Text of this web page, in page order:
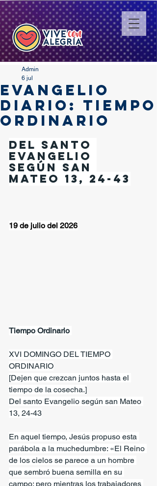
EVANGELIO
DIARIO: TIEMPO
ORDINARIO
Admin
6 jul
Del santo
Evangelio
según san
Mateo 13, 24-43
19 de julio del 2026
Tiempo Ordinario
XVI DOMINGO DEL TIEMPO
ORDINARIO
[Dejen que crezcan juntos hasta el
tiempo de la cosecha.]
Del santo Evangelio según san Mateo
13, 24-43
En aquel tiempo, Jesús propuso esta
parábola a la muchedumbre: «El Reino
de los cielos se parece a un hombre
que sembró buena semilla en su
campo; pero mientras los trabajadores